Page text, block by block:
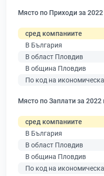
Място по Приходи за 2022
сред компаниите
В България
В област Пловдив
В община Пловдив
По код на
Място по Заплати за 2022
сред компаниите
В България
В област Пловдив
В община Пловдив
По код на